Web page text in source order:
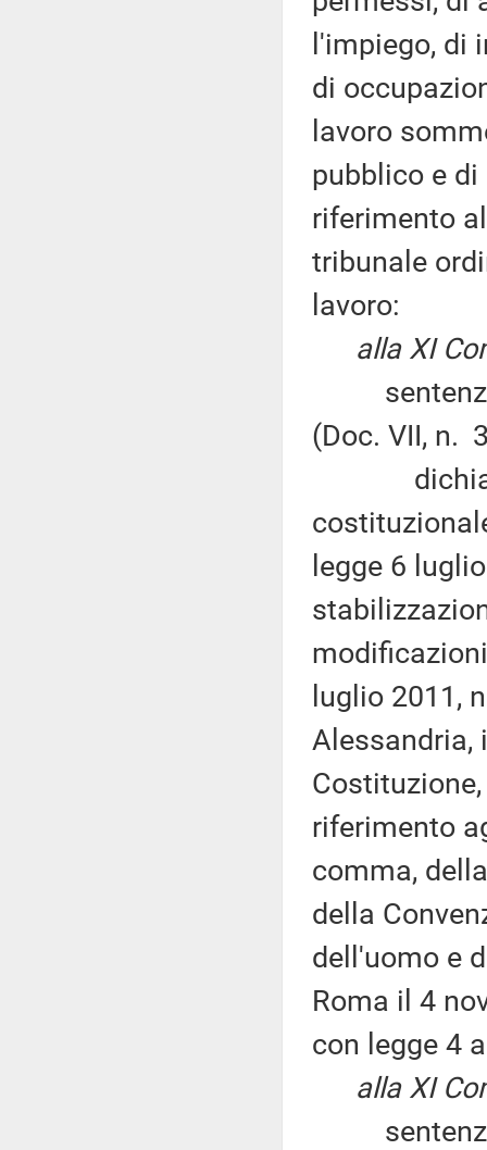
l'impiego, di
di
lavoro
pubblico e
riferimento
tribunale
lavoro:
alla XI
sentenza
(Doc. VII, n.
dichiara
legge 6
luglio 2011,
Alessandria,
riferimento
comma,
della
dell'uomo e
Roma il 4
con legge 4
alla XI
sentenza